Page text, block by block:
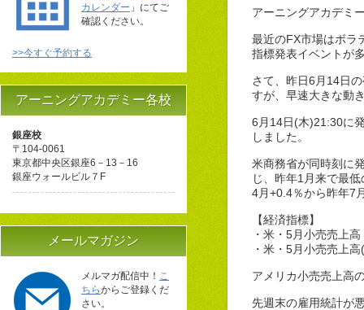
アーニングアカデミ
最近のFX市場はボラ
指標発表イベントが
さて、昨日6月14日
すが、早速大きな動
6月14日(木)21:30に
しました。
米商務省が同時刻に
じ、昨年1月来で最
4月+0.4％から昨年7
【経済指標】
・米・5月小売売上
・米・5月小売売上
アメリカ小売売上高
先週末の雇用統計が
カレンダー 」にてご
確認ください。
>>今すぐ予約する
アーニングアカデミー各校
銀座校
〒104-0061
東京都中央区銀座6－13－16
銀座ウォールビル７F
メールマガジン
メルマガ配信中！ こ
ちらからご登録くだ
さい。